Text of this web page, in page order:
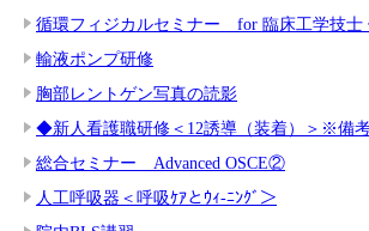
循環フィジカルセミナー for 臨床工学技士
輸液ポンプ研修
胸部レントゲン写真の読影
◆新人看護職研修＜12誘導（装着）＞※備
総合セミナー Advanced OSCE②
人工呼吸器＜呼吸ｹｱとｳｨ-ﾆﾝｸﾞ＞